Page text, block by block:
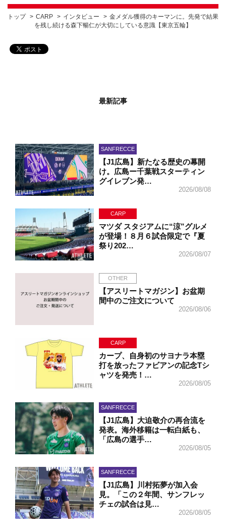
トップ CARP インタビュー
金メダル獲得のキーマンに。先発で結果
を残し続ける森下暢仁が大切にしている意識【東京五輪】
最新記事
SANFRECCE
【J1広島】新たなる歴史の幕開
け。広島ー千葉戦スターティン
グイレブン発…
2026/08/08
CARP
マツダ スタジアムに“涼”グルメ
が登場！８月６試合限定で『夏
祭り202…
2026/08/07
OTHER
【アスリートマガジン】お盆期
間中のご注文について
2026/08/06
CARP
カープ、自身初のサヨナラ本塁
打を放ったファビアンの記念Tシ
ャツを発売！…
2026/08/05
SANFRECCE
【J1広島】大迫敬介の再合流を
発表。海外移籍は一転白紙も、
「広島の選手…
2026/08/05
SANFRECCE
【J1広島】川村拓夢が加入会
見。「この２年間、サンフレッ
チェの試合は見…
2026/08/05